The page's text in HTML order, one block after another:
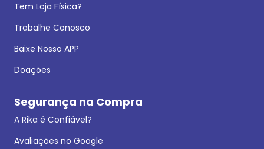
Tem Loja Física?
Trabalhe Conosco
Baixe Nosso APP
Doações
Segurança na Compra
A Rika é Confiável?
Avaliações no Google